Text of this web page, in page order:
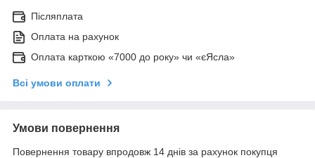
Післяплата
Оплата на рахунок
Оплата карткою «7000 до року» чи «єЯсла»
Всі умови оплати
Умови повернення
Повернення товару впродовж 14 днів за рахунок покупця